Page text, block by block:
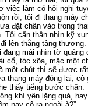
việc làm có hội nghị
rồi, tôi đi thang máy
đặt chân vào trong
Tôi cẩn thận nhìn kỹ
đi lên thẳng tầng thượng.
đang mải nhìn tờ
cổ, tóc xõa, mặc một
một chút thì sẽ được
thang máy đóng lại,
thấy tiếng bước chân.
khí yên lặng quá,